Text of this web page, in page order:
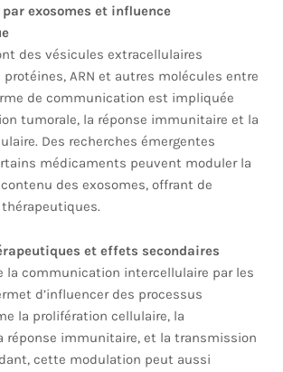
exosomes et influence
des vésicules extracellulaires
ARN et autres molécules entre
de communication est impliquée
tumorale, la réponse immunitaire et la
Des recherches émergentes
médicaments peuvent moduler la
des exosomes, offrant de
et effets secondaires
la communication intercellulaire par les
d’influencer des processus
la prolifération cellulaire, la
réponse immunitaire, et la transmission
cette modulation peut aussi